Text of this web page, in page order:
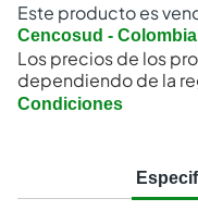
Este producto es
Cencosud - Colombia
Los precios de los
dependiendo de la
Condiciones